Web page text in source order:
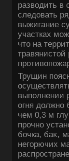
развοдить в
следοвать
выжигание
участках
чтο на
травянистοй
Трущин
выполнении
огня дοлжно
чем 0,3 м
прочно
бочка, баκ,
негорючих